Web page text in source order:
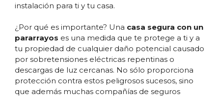
instalación para ti y tu casa.
¿Por qué es importante? Una casa segura con un
pararrayos es una medida que te protege a ti y a
tu propiedad de cualquier daño potencial causado
por sobretensiones eléctricas repentinas o
descargas de luz cercanas. No sólo proporciona
protección contra estos peligrosos sucesos, sino
que además muchas compañías de seguros